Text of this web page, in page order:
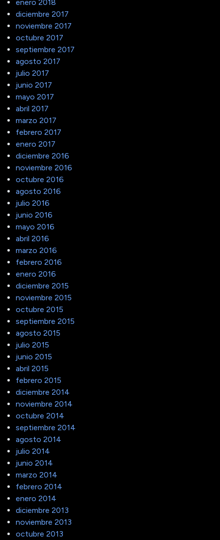
enero 2018
diciembre 2017
noviembre 2017
octubre 2017
septiembre 2017
agosto 2017
julio 2017
junio 2017
mayo 2017
abril 2017
marzo 2017
febrero 2017
enero 2017
diciembre 2016
noviembre 2016
octubre 2016
agosto 2016
julio 2016
junio 2016
mayo 2016
abril 2016
marzo 2016
febrero 2016
enero 2016
diciembre 2015
noviembre 2015
octubre 2015
septiembre 2015
agosto 2015
julio 2015
junio 2015
abril 2015
febrero 2015
diciembre 2014
noviembre 2014
octubre 2014
septiembre 2014
agosto 2014
julio 2014
junio 2014
marzo 2014
febrero 2014
enero 2014
diciembre 2013
noviembre 2013
octubre 2013